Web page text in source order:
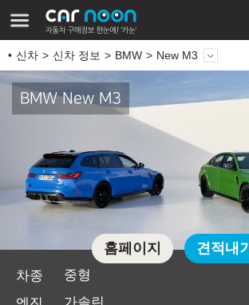
신차 신차 정보 BMW New M3
BMW New M3
차종
중형
홈페이지 견적내기